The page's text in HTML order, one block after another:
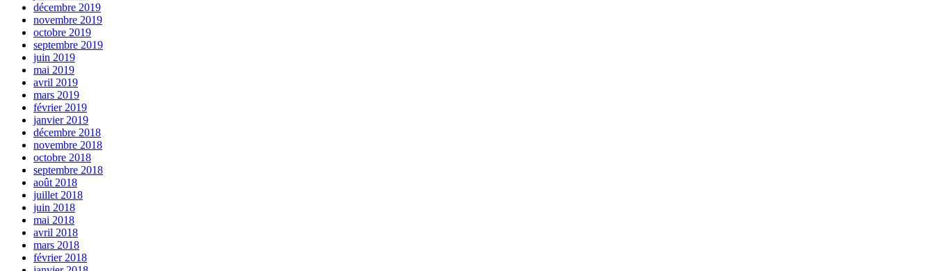
décembre 2019
novembre 2019
octobre 2019
septembre 2019
juin 2019
mai 2019
avril 2019
mars 2019
février 2019
janvier 2019
décembre 2018
novembre 2018
octobre 2018
septembre 2018
août 2018
juillet 2018
juin 2018
mai 2018
avril 2018
mars 2018
février 2018